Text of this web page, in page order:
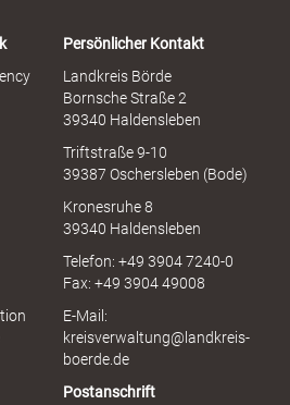
Persönlicher Kontakt
Landkreis Börde
Bornsche Straße 2
39340 Haldensleben
Triftstraße 9-10
39387 Oschersleben (Bode)
Kronesruhe 8
39340 Haldensleben
Telefon: +49 3904 7240-0
Fax: +49 3904 49008
E-Mail:
kreisverwaltung@landkreis-
boerde.de
Postanschrift